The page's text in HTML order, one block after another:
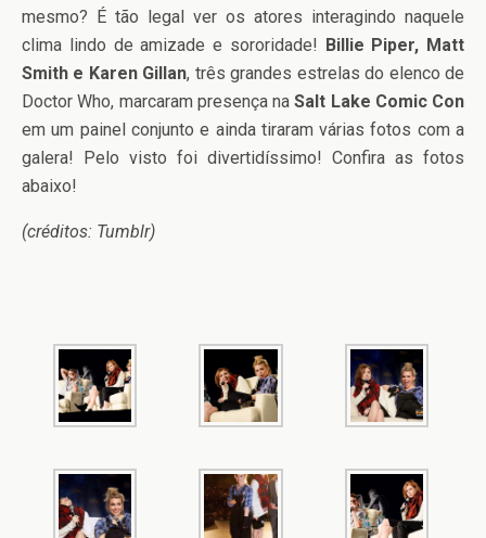
mesmo? É tão legal ver os atores interagindo naquele
clima lindo de amizade e sororidade! Billie Piper, Matt
Smith e Karen Gillan, três grandes estrelas do elenco de
Doctor Who, marcaram presença naSalt Lake Comic Con
em um painel conjunto e ainda tiraram várias fotos com a
galera! Pelo visto foi divertidíssimo! Confira as fotos
abaixo!
(créditos: Tumblr)